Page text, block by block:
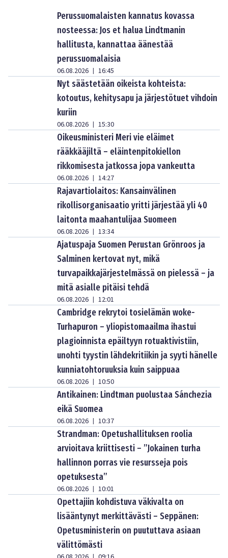
Perussuomalaisten kannatus kovassa
nosteessa: Jos et halua Lindtmanin
hallitusta, kannattaa äänestää
perussuomalaisia
06.08.2026 | 16:45
Nyt säästetään oikeista kohteista:
kotoutus, kehitysapu ja järjestötuet vihdoin
kuriin
06.08.2026 | 15:30
Oikeusministeri Meri vie eläimet
rääkkääjiltä – eläintenpitokiellon
rikkomisesta jatkossa jopa vankeutta
06.08.2026 | 14:27
Rajavartiolaitos: Kansainvälinen
rikollisorganisaatio yritti järjestää yli 40
laitonta maahantulijaa Suomeen
06.08.2026 | 13:34
Ajatuspaja Suomen Perustan Grönroos ja
Salminen kertovat nyt, mikä
turvapaikkajärjestelmässä on pielessä – ja
mitä asialle pitäisi tehdä
06.08.2026 | 12:01
Cambridge rekrytoi tosielämän woke-
Turhapuron – yliopistomaailma ihastui
plagioinnista epäiltyyn rotuaktivistiin,
unohti tyystin lähdekritiikin ja syyti hänelle
kunniatohtoruuksia kuin saippuaa
06.08.2026 | 10:50
Antikainen: Lindtman puolustaa Sánchezia
eikä Suomea
06.08.2026 | 10:37
Strandman: Opetushallituksen roolia
arvioitava kriittisesti – ”Jokainen turha
hallinnon porras vie resursseja pois
opetuksesta”
06.08.2026 | 10:01
Opettajiin kohdistuva väkivalta on
lisääntynyt merkittävästi – Seppänen:
Opetusministerin on puututtava asiaan
välittömästi